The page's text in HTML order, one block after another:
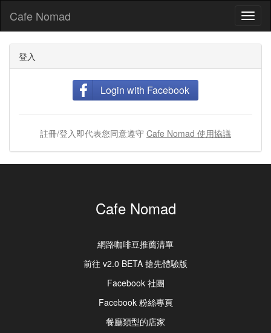
Cafe Nomad
登入
Login with Facebook
註冊/登入即代表您同意遵守 Cafe Nomad 使用協議
Cafe Nomad
網路咖啡豆推薦清單
前往 v2.0 BETA 搶先體驗版
Facebook 社團
Facebook 粉絲專頁
餐廳類型的店家